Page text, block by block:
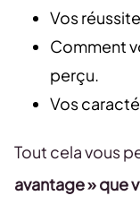
Vos
Comment
perçu.
Vos
Tout cela vous
avantage » que